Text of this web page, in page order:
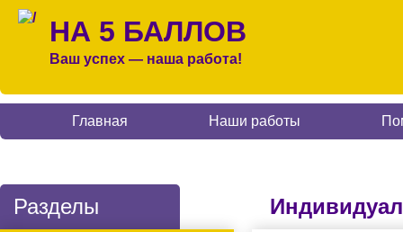
НА 5 БАЛЛОВ
Ваш успех — наша работа!
Главная Наши работы
Разделы